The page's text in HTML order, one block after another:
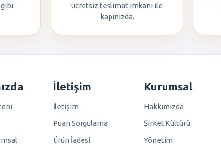
ücretsiz teslimat imkanı ile
kapınızda.
İletişim
İletişim
Puan Sorgulama
Ürün İadesi
Kurumsal
Hakkımızda
Şirket Kültürü
Yönetim